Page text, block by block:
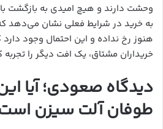
وحشت دارند و هیچ امیدی به بازگشت
به خرید در شرایط فعلی نشان می‌دهد
هنوز رخ نداده و این احتمال وجود دارد
خریداران مشتاق، یک افت دیگر را تجربه
دیدگاه صعودی؛ آیا
طوفان آلت سیزن